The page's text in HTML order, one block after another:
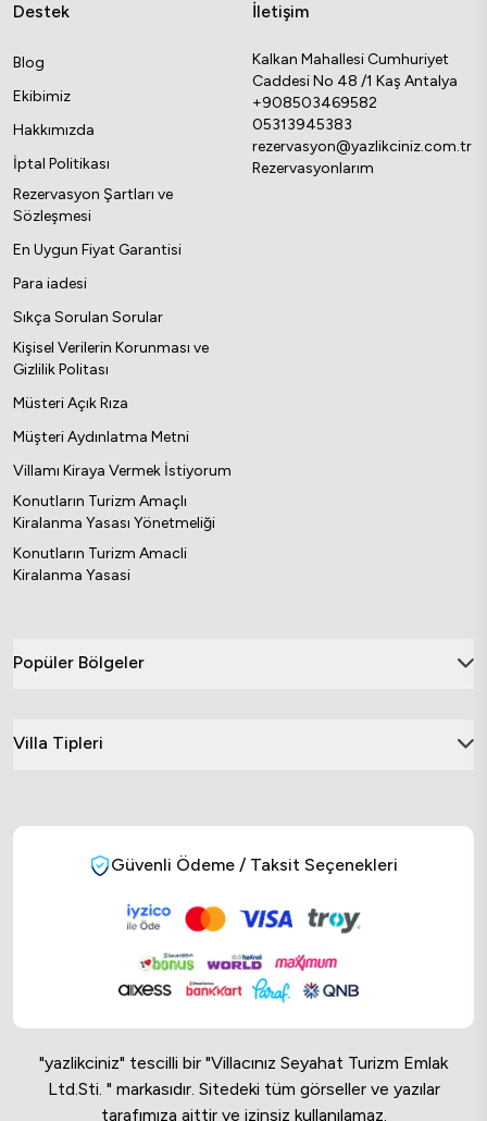
Destek
Blog
Ekibimiz
Hakkımızda
İptal Politikası
Rezervasyon Şartları ve
Sözleşmesi
En Uygun Fiyat Garantisi
Para iadesi
Sıkça Sorulan Sorular
Kişisel Verilerin Korunması ve
Gizlilik Politası
Müsteri Açık Rıza
Müşteri Aydınlatma Metni
Villamı Kiraya Vermek İstiyorum
Konutların Turizm Amaçlı
Kiralanma Yasası Yönetmeliği
Konutların Turizm Amacli
Kiralanma Yasasi
İletişim
Kalkan Mahallesi Cumhuriyet
Caddesi No 48 /1 Kaş Antalya
+908503469582
05313945383
rezervasyon@yazlikciniz.com.tr
Rezervasyonlarım
Popüler Bölgeler
Villa Tipleri
Güvenli Ödeme / Taksit Seçenekleri
"yazlikciniz" tescilli bir "Villacınız Seyahat Turizm Emlak
Ltd.Sti. " markasıdır. Sitedeki tüm görseller ve yazılar
tarafımıza aittir ve izinsiz kullanılamaz.